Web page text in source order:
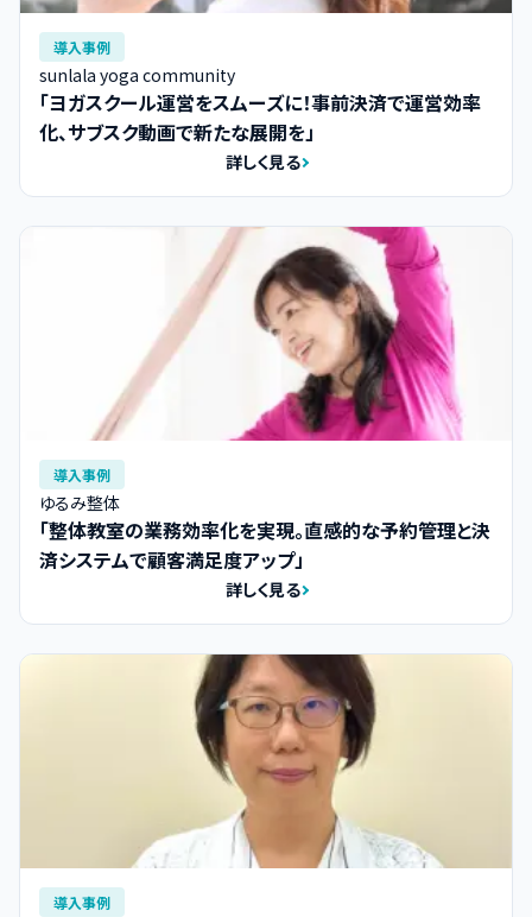
導入事例
sunlala yoga community
「ヨガスクール運営をスムーズに！事前決済で運営効率
化、サブスク動画で新たな展開を」
詳しく見る
導入事例
ゆるみ整体
「整体教室の業務効率化を実現。直感的な予約管理と決
済システムで顧客満足度アップ」
詳しく見る
導入事例